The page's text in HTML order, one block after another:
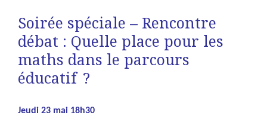
Soirée spéciale – Rencontre
débat : Quelle place pour les
maths dans le parcours
éducatif ?
Jeudi 23 mai 18h30